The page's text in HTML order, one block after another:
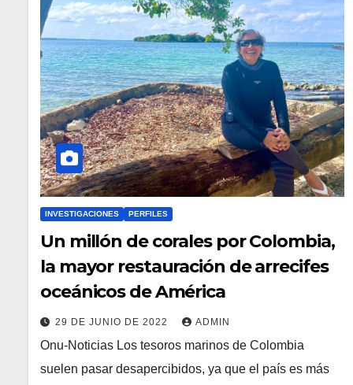
INVESTIGACIONES PERFILES
Un millón de corales por Colombia,
la mayor restauración de arrecifes
oceánicos de América
29 DE JUNIO DE 2022 ADMIN
Onu-Noticias Los tesoros marinos de Colombia
suelen pasar desapercibidos, ya que el país es más